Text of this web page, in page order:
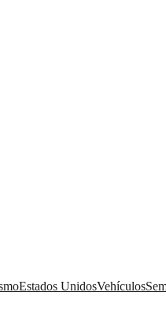
Estados UnidosVehículos